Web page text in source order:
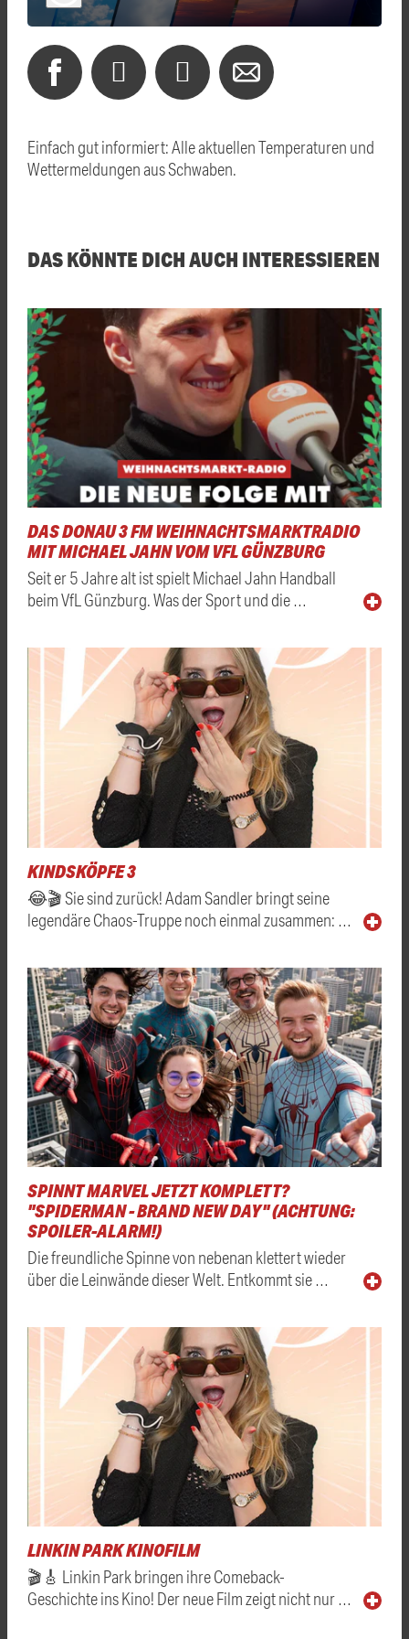
Einfach gut informiert: Alle aktuellen Temperaturen und
Wettermeldungen aus Schwaben.
DAS KÖNNTE DICH AUCH INTERESSIEREN
DAS DONAU 3 FM WEIHNACHTSMARKTRADIO
MIT MICHAEL JAHN VOM VFL GÜNZBURG
Seit er 5 Jahre alt ist spielt Michael Jahn Handball
beim VfL Günzburg. Was der Sport und die …
KINDSKÖPFE 3
😂🎬 Sie sind zurück! Adam Sandler bringt seine
legendäre Chaos-Truppe noch einmal zusammen: …
SPINNT MARVEL JETZT KOMPLETT?
"SPIDERMAN - BRAND NEW DAY" (ACHTUNG:
SPOILER-ALARM!)
Die freundliche Spinne von nebenan klettert wieder
über die Leinwände dieser Welt. Entkommt sie …
LINKIN PARK KINOFILM
🎬🎸 Linkin Park bringen ihre Comeback-
Geschichte ins Kino! Der neue Film zeigt nicht nur …